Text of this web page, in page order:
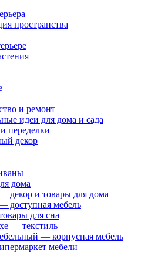
пространства
и ремонт
идеи для дома и сада
переделки
декор
дома
декор и товары для дома
доступная мебель
для сна
— текстиль
— корпусная мебель
мебели